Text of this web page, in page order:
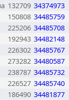
132709 34374973
150808 34485759
225206 34485708
192943 34482148
226302 34485767
273282 34480587
238787 34485732
226527 34485740
186490 34481877